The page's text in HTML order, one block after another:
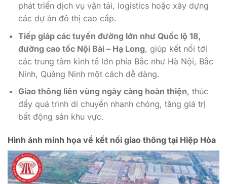
phát triển dịch vụ vận tải, logistics hoặc xây dựng
các dự án đô thị cao cấp.
Tiếp giáp các tuyến đường lớn như Quốc lộ 18,
đường cao tốc Nội Bài – Hạ Long, giúp kết nối tới
các trung tâm kinh tế lớn phía Bắc như Hà Nội, Bắc
Ninh, Quảng Ninh một cách dễ dàng.
Giao thông liên vùng ngày càng hoàn thiện, thúc
đẩy quá trình di chuyển nhanh chóng, tăng giá trị
bất động sản khu vực.
Hình ảnh minh họa về kết nối giao thông tại Hiệp Hòa